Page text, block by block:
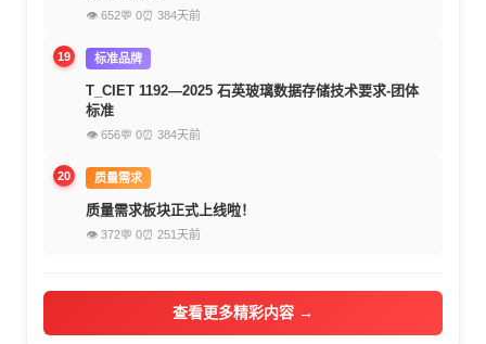
👁 652💬 0⏰ 384天前
19 标准品牌
T_CIET 1192—2025 石英玻璃数据存储技术要求-团体
标准
👁 656💬 0⏰ 384天前
20 质量需求
质量需求板块正式上线啦！
👁 372💬 0⏰ 251天前
查看更多精彩内容 →